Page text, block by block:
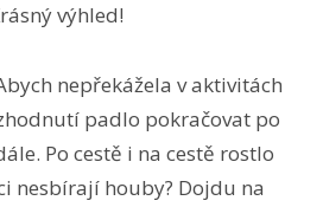
výhled!
nepřekážela v aktivitách
padlo pokračovat po
Po cestě i na cestě rostlo
nesbírají houby? Dojdu na